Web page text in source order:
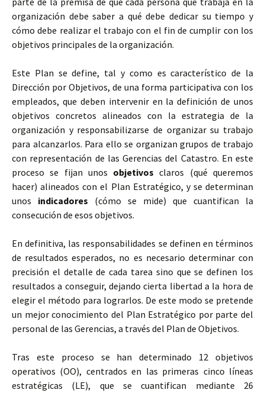
organización debe saber a qué debe dedicar su tiempo y
cómo debe realizar el trabajo con el fin de cumplir con los
objetivos principales de la organización.
Este Plan se define, tal y como es característico de la
Dirección por Objetivos, de una forma participativa con los
empleados, que deben intervenir en la definición de unos
objetivos concretos alineados con la estrategia de la
organización y responsabilizarse de organizar su trabajo
para alcanzarlos. Para ello se organizan grupos de trabajo
con representación de las Gerencias del Catastro. En este
proceso se fijan unos objetivos claros (qué queremos
hacer) alineados con el Plan Estratégico, y se determinan
unos indicadores (cómo se mide) que cuantifican la
consecución de esos objetivos.
En definitiva, las responsabilidades se definen en términos
de resultados esperados, no es necesario determinar con
precisión el detalle de cada tarea sino que se definen los
resultados a conseguir, dejando cierta libertad a la hora de
elegir el método para lograrlos. De este modo se pretende
un mejor conocimiento del Plan Estratégico por parte del
personal de las Gerencias, a través del Plan de Objetivos.
Tras este proceso se han determinado 12 objetivos
operativos (OO), centrados en las primeras cinco líneas
estratégicas (LE), que se cuantifican mediante 26